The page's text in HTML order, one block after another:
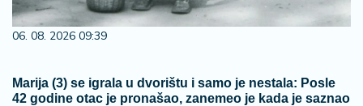
06. 08. 2026 09:39
Marija (3) se igrala u dvorištu i samo je nestala: Posle
42 godine otac je pronašao, zanemeo je kada je saznao